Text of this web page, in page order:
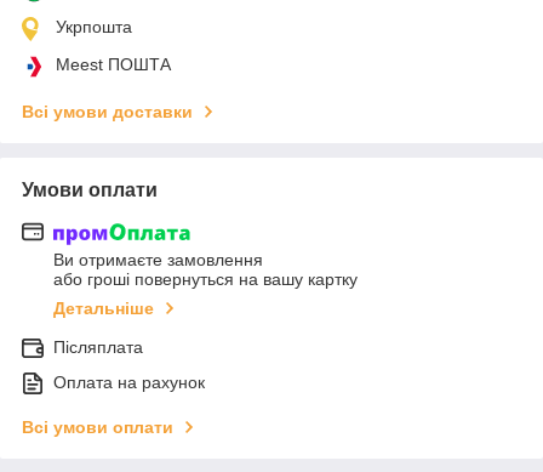
Укрпошта
Meest ПОШТА
Всі умови доставки
Умови оплати
Ви отримаєте замовлення
або гроші повернуться на вашу картку
Детальніше
Післяплата
Оплата на рахунок
Всі умови оплати